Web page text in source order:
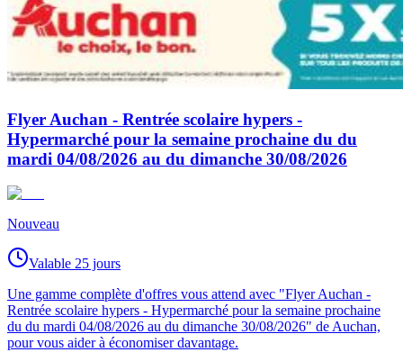
Flyer Auchan - Rentrée scolaire hypers -
Hypermarché pour la semaine prochaine du du
mardi 04/08/2026 au du dimanche 30/08/2026
Nouveau
Valable 25 jours
Une gamme complète d'offres vous attend avec "Flyer Auchan -
Rentrée scolaire hypers - Hypermarché pour la semaine prochaine
du du mardi 04/08/2026 au du dimanche 30/08/2026" de Auchan,
pour vous aider à économiser davantage.